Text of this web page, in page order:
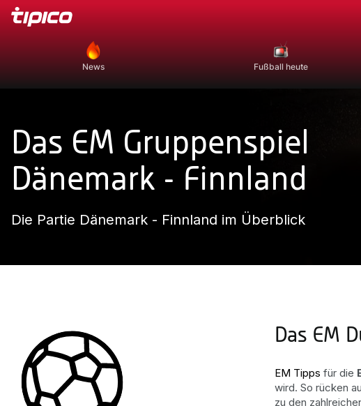
News Fußball heute
Das EM Gruppenspiel
Dänemark - Finnland
Die Partie Dänemark - Finnland im Überblick
Das EM
EM Tipps für die
wird. So rücken
zu den